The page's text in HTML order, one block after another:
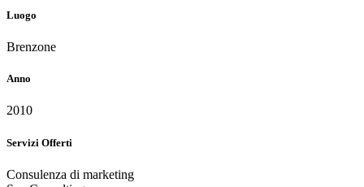
Luogo
Brenzone
Anno
2010
Servizi Offerti
Consulenza di marketing